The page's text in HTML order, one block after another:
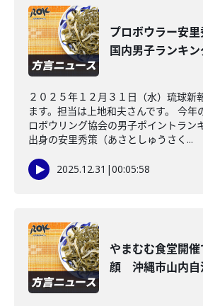
プロボウラー安
国内男子ランキ
２０２５年１２月３１日（水）琉球新
ます。担当は上地和夫さんです。 今年
ロボウリング協会の男子ポイントラン
出身の安里秀策（あさとしゅうさく...
2025.12.31 |00:05:58
やまむむ食堂開
顔 沖縄市山内自